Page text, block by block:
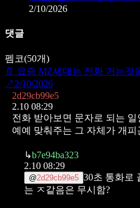
2/10/2026
댓글
펨코(50개)
📄
요즘 MZ세대는 전화 거는것
↗ 2/10/2026
2d29cb99e5
2.10 08:29
전화 받아보면 문자로 되는 일
예예 맞춰주는 그 자체가 개피
↳b7e94ba323
2.10 08:29
@2d29cb99e5 30초 통화로
는 ㅈ같음은 무시함?